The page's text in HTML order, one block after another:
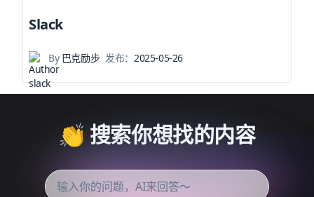
Slack
By巴克励步 发布：2025-05-26
👏 搜索你想找的内容